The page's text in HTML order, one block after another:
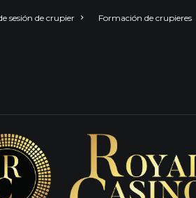
sesión de crupier Formación de crupieres